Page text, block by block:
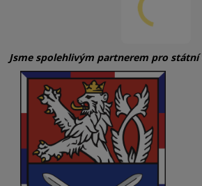
Jsme spolehlivým partnerem pro